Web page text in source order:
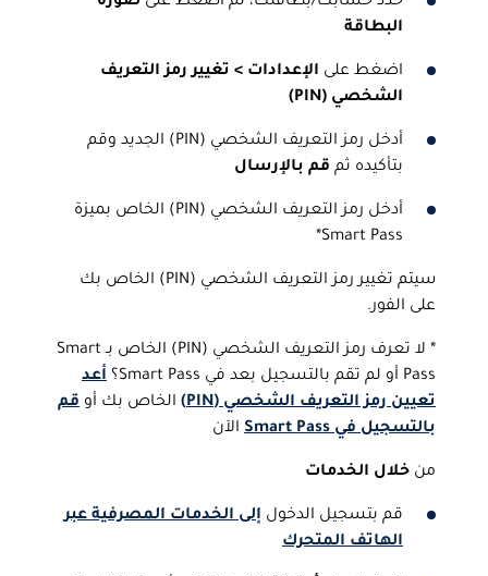
البطاقة
اضغط على الإعدادات > تغيير رمز التعريف
الشخصي (PIN
)
أدخل رمز التعريف الشخصي (PIN) الجديد وقم
بتأكيده ثم قم بالإرسال
أدخل رمز التعريف الشخصي (PIN) الخاص بميزة
Smart Pass*
سيتم تغيير رمز التعريف الشخصي (PIN) الخاص بك
على الفور.
* لا تعرف رمز التعريف الشخصي (PIN) الخاص بـ Smart
Pass أو لم تقم بالتسجيل بعد في Smart Pass؟
أعد
تعيين رمز التعريف الشخصي (PIN)
الخاص بك أو قم
بالتسجيل في Smart Pass
الآن
من خلال الخدمات
قم بتسجيل الدخول إلى الخدمات المصرفية عبر
الهاتف المتحرك